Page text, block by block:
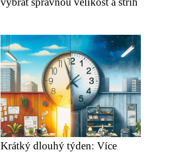
Krátký dlouhý týden: Více